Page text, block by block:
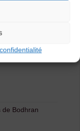
de Bodhran